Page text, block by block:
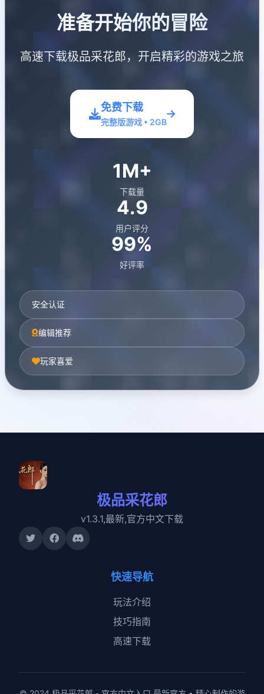
准备开始你的冒险
高速下载极品采花郎，开启精彩的游戏之旅
免费下载
完整版游戏 • 2GB
1M+
下载量
4.9
用户评分
99%
好评率
安全认证
编辑推荐
玩家喜爱
极品采花郎
v1.3.1,最新,官方中文下载
快速导航
玩法介绍
技巧指南
高速下载